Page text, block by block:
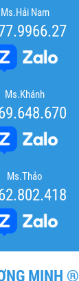
Ms.Hải Nam
Ms.Khánh
Ms.Thảo
MINH ®